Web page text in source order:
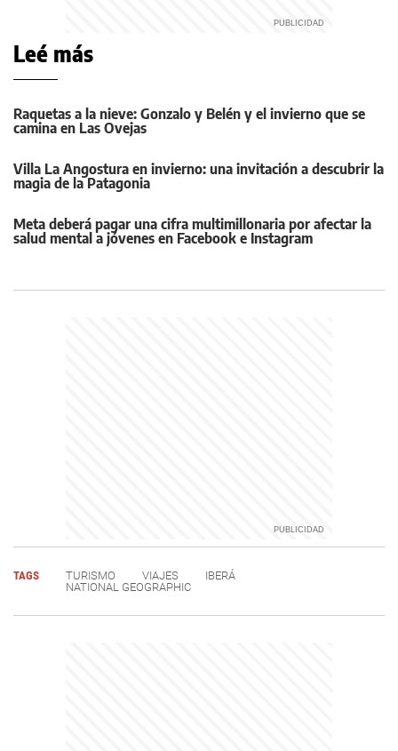
Leé más
Raquetas a la nieve: Gonzalo y Belén y el invierno que se
camina en Las Ovejas
Villa La Angostura en invierno: una invitación a descubrir la
magia de la Patagonia
Meta deberá pagar una cifra multimillonaria por afectar la
salud mental a jóvenes en Facebook e Instagram
TAGS TURISMO VIAJES
IBERÁ
NATIONAL GEOGRAPHIC